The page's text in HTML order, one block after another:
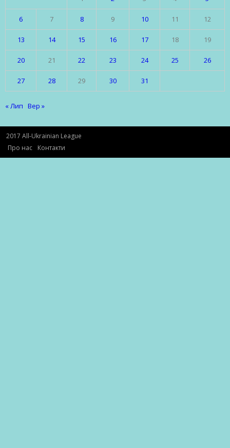
6 7 8 9 10 11 12
13 14 15 16 17 18 19
20 21 22 23 24 25 26
27 28 29 30 31
« Лип Вер »
2017 All-Ukrainian League
Про нас
Контакти